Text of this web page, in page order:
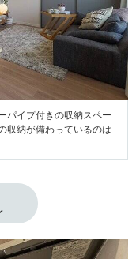
パイプ付きの収納スペー
収納が備わっているのは